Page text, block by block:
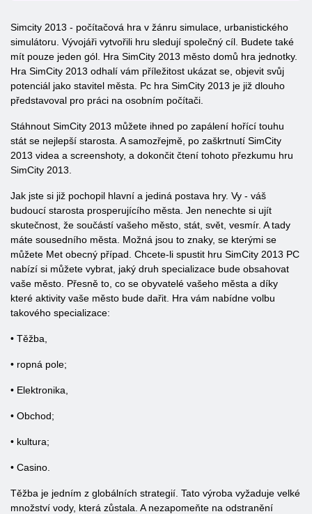
Simcity 2013 - počítačová hra v žánru simulace, urbanistického
simulátoru. Vývojáři vytvořili hru sledují společný cíl. Budete také
mít pouze jeden gól. Hra SimCity 2013 město domů hra jednotky.
Hra SimCity 2013 odhalí vám příležitost ukázat se, objevit svůj
potenciál jako stavitel města. Pc hra SimCity 2013 je již dlouho
představoval pro práci na osobním počítači.
Stáhnout SimCity 2013 můžete ihned po zapálení hořící touhu
stát se nejlepší starosta. A samozřejmě, po zaškrtnutí SimCity
2013 videa a screenshoty, a dokončit čtení tohoto přezkumu hru
SimCity 2013.
Jak jste si již pochopil hlavní a jediná postava hry. Vy - váš
budoucí starosta prosperujícího města. Jen nenechte si ujít
skutečnost, že součástí vašeho město, stát, svět, vesmír. A tady
máte sousedního města. Možná jsou to znaky, se kterými se
můžete Met obecný případ. Chcete-li spustit hru SimCity 2013 PC
nabízí si můžete vybrat, jaký druh specializace bude obsahovat
vaše město. Přesně to, co se obyvatelé vašeho města a díky
které aktivity vaše město bude dařit. Hra vám nabídne volbu
takového specializace:
• Těžba,
• ropná pole;
• Elektronika,
• Obchod;
• kultura;
• Casino.
Těžba je jedním z globálních strategií. Tato výroba vyžaduje velké
množství vody, která zůstala. A nezapomeňte na odstranění